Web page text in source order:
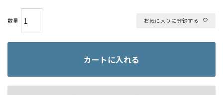
お気に入りに登録する
カートに入れる